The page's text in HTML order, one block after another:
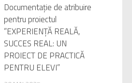
Documentație de atribuire
pentru proiectul
”EXPERIENȚĂ REALĂ,
SUCCES REAL: UN
PROIECT DE PRACTICĂ
PENTRU ELEVI”